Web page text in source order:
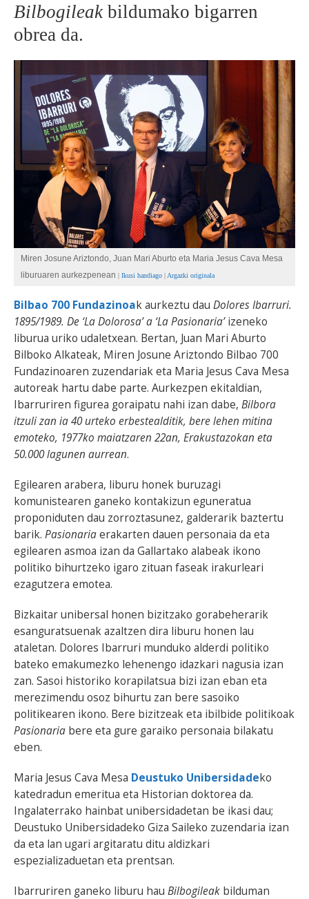
BEREZIAK
... AUKERA GEHIAGO
Bilbogileakbildumako bigarren
obrea da.
Miren Josune Ariztondo, Juan Mari Aburto eta Maria Jesus Cava Mesa
liburuaren aurkezpenean
Ikusi handiago Argazki originala
Bilbao 700 Fundazinoak aurkeztu dau Dolores Ibarruri.
1895/1989. De ‘La Dolorosa’ a ‘La Pasionaria’izeneko
liburua uriko udaletxean. Bertan, Juan Mari Aburto
Bilboko Alkateak, Miren Josune Ariztondo Bilbao 700
Fundazinoaren zuzendariak eta Maria Jesus Cava Mesa
autoreak hartu dabe parte. Aurkezpen ekitaldian,
Ibarruriren figurea goraipatu nahi izan dabe, Bilbora
itzuli zan ia 40 urteko erbestealditik, bere lehen mitina
emoteko, 1977ko maiatzaren 22an, Erakustazokan eta
50.000 lagunen aurrean.
Egilearen arabera, liburu honek buruzagi
komunistearen ganeko kontakizun eguneratua
proponiduten dau zorroztasunez, galderarik baztertu
barik. Pasionariaerakarten dauen personaia da eta
egilearen asmoa izan da Gallartako alabeak ikono
politiko bihurtzeko igaro zituan faseak irakurleari
ezagutzera emotea.
Bizkaitar unibersal honen bizitzako gorabeherarik
esanguratsuenak azaltzen dira liburu honen lau
ataletan. Dolores Ibarruri munduko alderdi politiko
bateko emakumezko lehenengo idazkari nagusia izan
zan. Sasoi historiko korapilatsua bizi izan eban eta
merezimendu osoz bihurtu zan bere sasoiko
politikearen ikono. Bere bizitzeak eta ibilbide politikoak
Pasionaria bere eta gure garaiko personaia bilakatu
eben.
Maria Jesus Cava Mesa Deustuko Unibersidadeko
katedradun emeritua eta Historian doktorea da.
Ingalaterrako hainbat unibersidadetan be ikasi dau;
Deustuko Unibersidadeko Giza Saileko zuzendaria izan
da eta lan ugari argitaratu ditu aldizkari
espezializaduetan eta prentsan.
Ibarruriren ganeko liburu hau Bilbogileak bilduman